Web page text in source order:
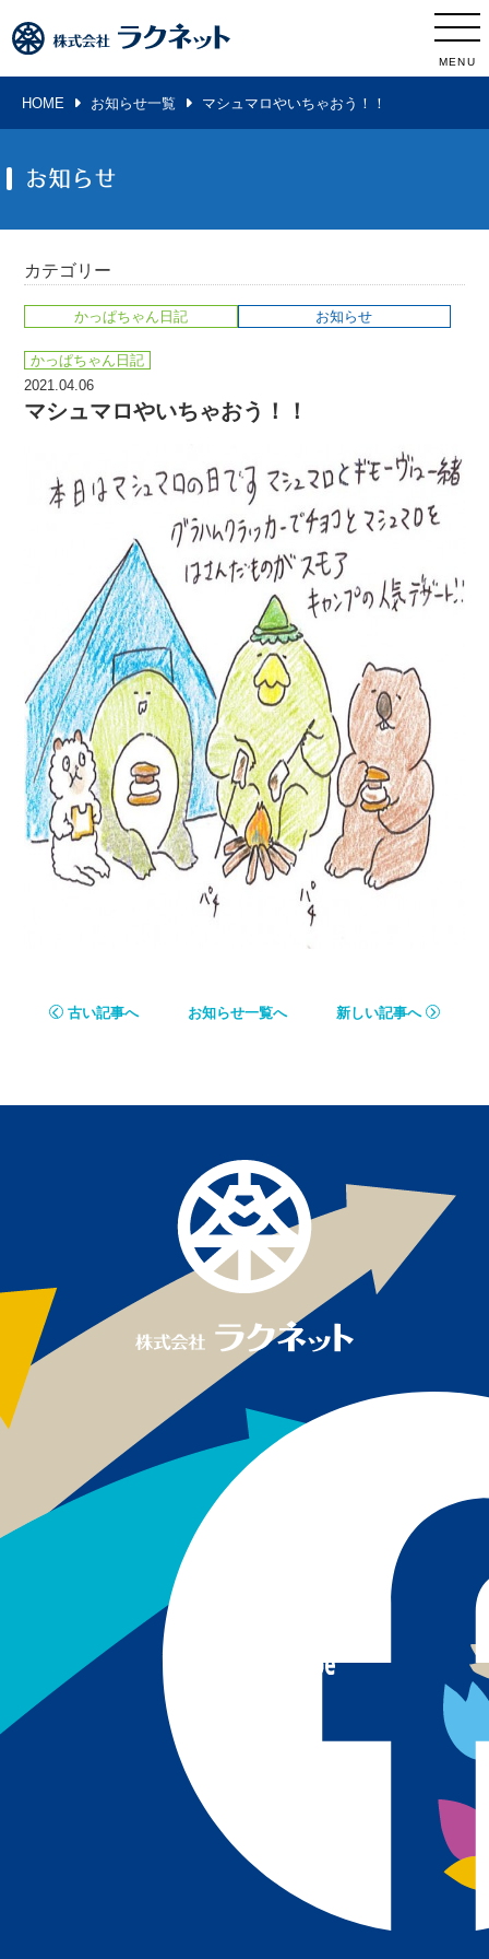
MENU
HOME お知らせ一覧 マシュマロやいちゃおう！！
お知らせ
かっぱちゃん日記
2021.04.06
マシュマロやいちゃおう！！
古い記事へ お知らせ一覧へ 新しい記事へ
カテゴリー
かっぱちゃん日記 お知らせ